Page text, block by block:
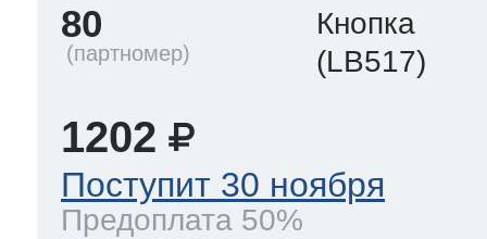
80
Кнопка
(LB517)
1202
Поступит 30 ноября
Предоплата 50%